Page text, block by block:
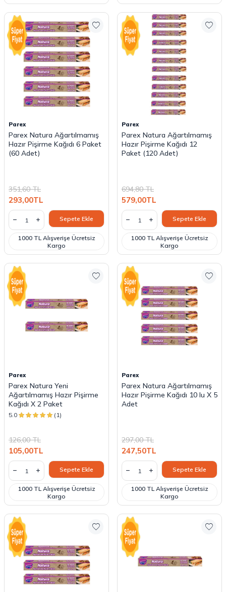
Parex
Parex Natura Ağartılmamış
Hazır Pişirme Kağıdı 6 Paket
(60 Adet)
351,60TL
293,00TL
Sepete Ekle
1000 TL Alışverişe Ücretsiz
Kargo
Parex
Parex Natura Ağartılmamış
Hazır Pişirme Kağıdı 12
Paket (120 Adet)
694,80TL
579,00TL
Sepete Ekle
1000 TL Alışverişe Ücretsiz
Kargo
Parex
Parex Natura Yeni
Ağartılmamış Hazır Pişirme
Kağıdı X 2 Paket
5.0 (1)
126,00TL
105,00TL
Sepete Ekle
1000 TL Alışverişe Ücretsiz
Kargo
Parex
Parex Natura Ağartılmamış
Hazır Pişirme Kağıdı 10 lu X 5
Adet
297,00TL
247,50TL
Sepete Ekle
1000 TL Alışverişe Ücretsiz
Kargo